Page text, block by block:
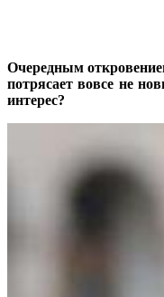
Очередным
потрясает вовсе не
интерес?